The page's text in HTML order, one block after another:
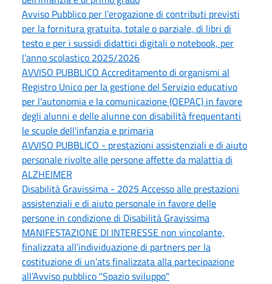
Avviso Pubblico per l’erogazione di contributi previsti
per la fornitura gratuita, totale o parziale, di libri di
testo e per i sussidi didattici digitali o notebook, per
l’anno scolastico 2025/2026
AVVISO PUBBLICO Accreditamento di organismi al
Registro Unico per la gestione del Servizio educativo
per l'autonomia e la comunicazione (OEPAC) in favore
degli alunni e delle alunne con disabilità frequentanti
le scuole dell'infanzia e primaria
AVVISO PUBBLICO - prestazioni assistenziali e di aiuto
personale rivolte alle persone affette da malattia di
ALZHEIMER
Disabilità Gravissima - 2025 Accesso alle prestazioni
assistenziali e di aiuto personale in favore delle
persone in condizione di Disabilità Gravissima
MANIFESTAZIONE DI INTERESSE non vincolante,
finalizzata all’individuazione di partners per la
costituzione di un’ats finalizzata alla partecipazione
all’Avviso pubblico "Spazio sviluppo"